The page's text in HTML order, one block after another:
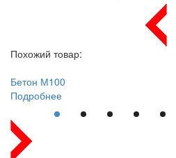
Похожий товар:
Бетон М100
Подробнее